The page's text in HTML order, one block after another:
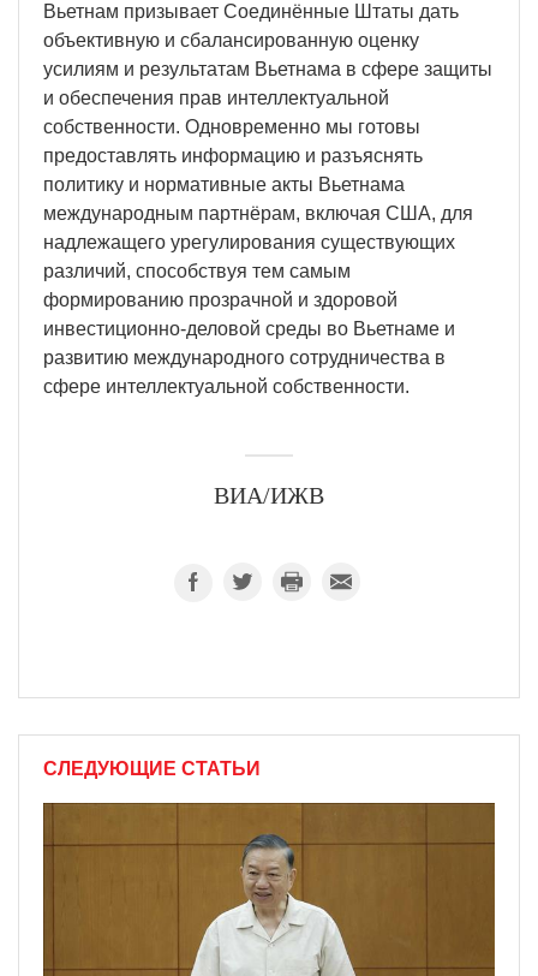
Вьетнам призывает Соединённые Штаты дать
объективную и сбалансированную оценку
усилиям и результатам Вьетнама в сфере защиты
и обеспечения прав интеллектуальной
собственности. Одновременно мы готовы
предоставлять информацию и разъяснять
политику и нормативные акты Вьетнама
международным партнёрам, включая США, для
надлежащего урегулирования существующих
различий, способствуя тем самым
формированию прозрачной и здоровой
инвестиционно-деловой среды во Вьетнаме и
развитию международного сотрудничества в
сфере интеллектуальной собственности.
ВИА/ИЖВ
СЛЕДУЮЩИЕ СТАТЬИ